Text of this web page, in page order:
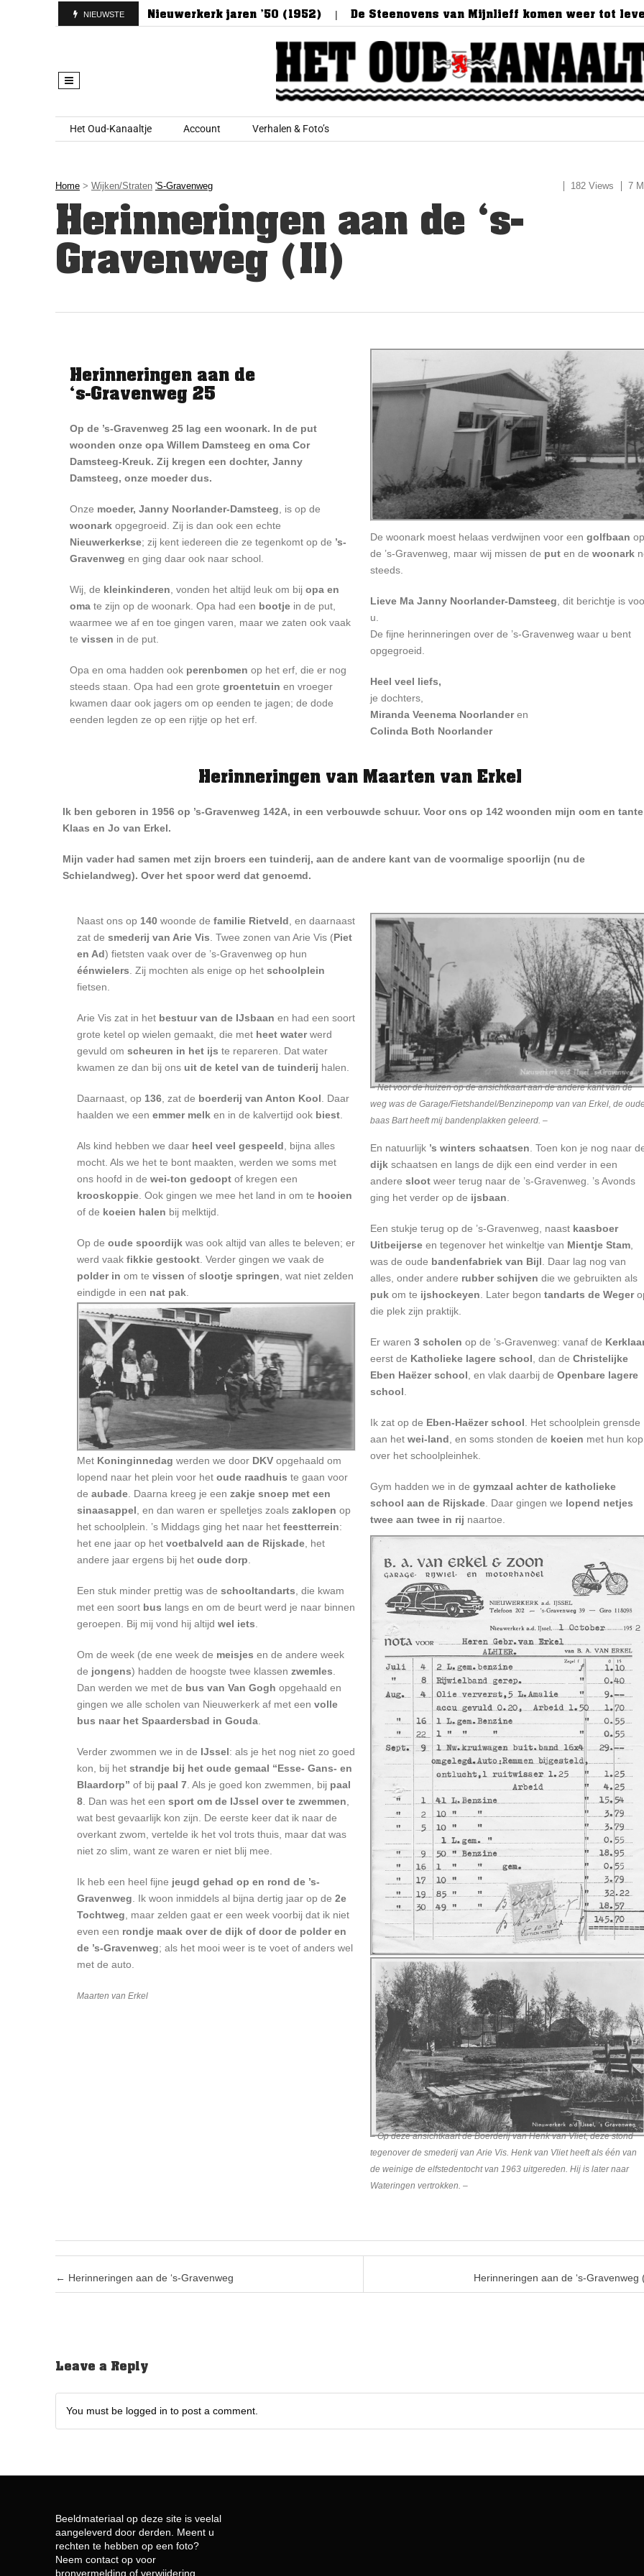
NIEUWSTENieuwerkerk jaren ’50 (1952) De Steenovens van Mijnlieff komen weer tot leven!
Skip to content
Het Oud-Kanaaltje Account Verhalen & Foto’s
Home > Wijken/straten 's-Gravenweg 182 Views 7
Herinneringen aan de ‘s-
Gravenweg (II)
Herinneringen aan de
‘s-Gravenweg 25
Op de ’s-Gravenweg 25 lag een woonark. In de put
woonden onze opa Willem Damsteeg en oma Cor
Damsteeg-Kreuk. Zij kregen een dochter, Janny
Damsteeg, onze moeder dus.
Onze moeder, Janny Noorlander-Damsteeg, is op de
woonark opgegroeid. Zij is dan ook een echte
Nieuwerkerkse; zij kent iedereen die ze tegenkomt op de ’s-
Gravenweg en ging daar ook naar school.
Wij, de kleinkinderen, vonden het altijd leuk om bij opa en
oma te zijn op de woonark. Opa had een bootje in de put,
waarmee we af en toe gingen varen, maar we zaten ook vaak
te vissen in de put.
Opa en oma hadden ook perenbomen op het erf, die er nog
steeds staan. Opa had een grote groentetuin en vroeger
kwamen daar ook jagers om op eenden te jagen; de dode
eenden legden ze op een rijtje op het erf.
De woonark moest helaas verdwijnen voor een golfbaan op
de ’s-Gravenweg, maar wij missen de puten de woonark
steeds.
Lieve Ma Janny Noorlander-Damsteeg , dit berichtje is
u.
De fijne herinneringen over de ’s-Gravenweg waar u bent
opgegroeid.
Heel veel liefs,
je dochters,
Miranda Veenema Noorlanderen
Colinda Both Noorlander
Herinneringen van Maarten van Erkel
Ik ben geboren in 1956 op ’s-Gravenweg 142A, in een verbouwde schuur. Voor ons op 142 woonden mijn oom en
Klaas en Jo van Erkel.
Mijn vader had samen met zijn broers een tuinderij, aan de andere kant van de voormalige spoorlijn (nu de
Schielandweg). Over het spoor werd dat genoemd.
Naast ons op 140 woonde de familie Rietveld , en daarnaast
zat de smederij van Arie Vis . Twee zonen van Arie Vis (Piet
en Ad) fietsten vaak over de ’s-Gravenweg op hun
éénwielers . Zij mochten als enige op het schoolplein
fietsen.
Arie Vis zat in het bestuur van de IJsbaan en had een soort
grote ketel op wielen gemaakt, die met heet waterwerd
gevuld om scheuren in het ijs te repareren. Dat water
kwamen ze dan bij ons uit de ketel van de tuinderij halen.
Daarnaast, op 136 , zat de boerderij van Anton Kool . Daar
haalden we een emmer melk en in de kalvertijd ook biest
Als kind hebben we daar heel veel gespeeld , bijna alles
mocht. Als we het te bont maakten, werden we soms met
ons hoofd in de wei-ton gedoopt of kregen een
krooskoppie . Ook gingen we mee het land in om te hooien
of de koeien halen bij melktijd.
Op de oude spoordijk was ook altijd van alles te beleven; er
werd vaak fikkie gestookt . Verder gingen we vaak de
polder in om te vissen of slootje springen , wat niet zelden
eindigde in een nat pak
Met Koninginnedag werden we door DKV opgehaald om
lopend naar het plein voor het oude raadhuis te gaan voor
de aubade. Daarna kreeg je een zakje snoep met een
sinaasappel, en dan waren er spelletjes zoals zaklopen op
het schoolplein. ’s Middags ging het naar het feestterrein:
het ene jaar op het voetbalveld aan de Rijskade, het
andere jaar ergens bij het oude dorp.
Een stuk minder prettig was de schooltandarts, die kwam
met een soort bus langs en om de beurt werd je naar binnen
geroepen. Bij mij vond hij altijd wel iets.
Om de week (de ene week de meisjes en de andere week
de jongens) hadden de hoogste twee klassen zwemles.
Dan werden we met de bus van Van Gogh opgehaald en
gingen we alle scholen van Nieuwerkerk af met een volle
bus naar het Spaardersbad in Gouda.
Verder zwommen we in de IJssel: als je het nog niet zo goed
kon, bij het strandje bij het oude gemaal “Esse- Gans- en
Blaardorp” of bij paal 7. Als je goed kon zwemmen, bij paal
8. Dan was het een sport om de IJssel over te zwemmen,
wat best gevaarlijk kon zijn. De eerste keer dat ik naar de
overkant zwom, vertelde ik het vol trots thuis, maar dat was
niet zo slim, want ze waren er niet blij mee.
Ik heb een heel fijne jeugd gehad op en rond de ’s-
Gravenweg. Ik woon inmiddels al bijna dertig jaar op de 2e
Tochtweg, maar zelden gaat er een week voorbij dat ik niet
even een rondje maak over de dijk of door de polder en
de ’s-Gravenweg; als het mooi weer is te voet of anders wel
met de auto.
Maarten van Erkel
– Net voor de huizen op de ansichtkaart aan de andere kant van de
weg was de Garage/Fietshandel/Benzinepomp van van Erkel, de
baas Bart heeft mij bandenplakken geleerd. –
En natuurlijk ’s winters schaatsen . Toen kon je nog naar
dijkschaatsen en langs de dijk een eind verder in een
andere slootweer terug naar de ’s-Gravenweg. ’s Avonds
ging het verder op de ijsbaan
Een stukje terug op de ’s-Gravenweg, naast kaasboer
Uitbeijerseen tegenover het winkeltje van Mientje Stam,
was de oude bandenfabriek van Bijl . Daar lag nog van
alles, onder andere rubber schijven die we gebruikten als
pukom te ijshockeyen . Later begon tandarts de Weger
die plek zijn praktijk.
Er waren 3 scholen op de ’s-Gravenweg: vanaf de
eerst de Katholieke lagere school , dan de Christelijke
Eben Haëzer school , en vlak daarbij de Openbare lagere
school
Ik zat op de Eben-Haëzer school . Het schoolplein grensde
aan het wei-land , en soms stonden de koeien met hun kop
over het schoolpleinhek.
Gym hadden we in de gymzaal achter de katholieke
school aan de Rijskade. Daar gingen we lopend netjes
twee aan twee in rij naartoe.
– Op deze ansichtkaart de Boerderij van Henk van Vliet, deze stond
tegenover de smederij van Arie Vis. Henk van Vliet heeft als één van
de weinige de elfstedentocht van 1963 uitgereden. Hij is later naar
Wateringen vertrokken. –
Post navigation
← Herinneringen aan de ‘s-Gravenweg Herinneringen aan de ‘s-
Leave a Reply
You must be logged in to post a comment.
Beeldmateriaal op deze site is veelal
aangeleverd door derden. Meent u
rechten te hebben op een foto?
Neem contact op voor
bronvermelding of verwijdering.